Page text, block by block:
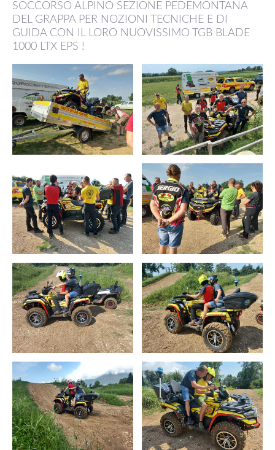
SOCCORSO ALPINO SEZIONE PEDEMONTANA
DEL GRAPPA PER NOZIONI TECNICHE E DI
GUIDA CON IL LORO NUOVISSIMO TGB BLADE
1000 LTX EPS !